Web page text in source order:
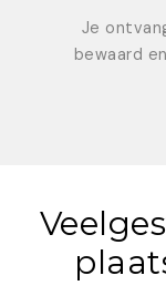
Je
bewaard